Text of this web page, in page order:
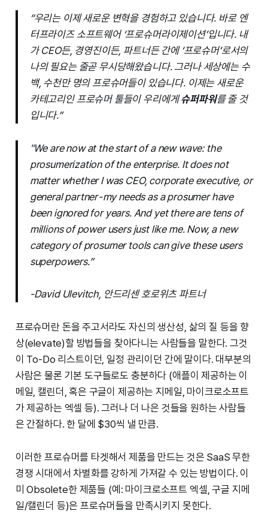
“우리는 이제 새로운 변혁을 경험하고 있습니다. 바로 엔
터프라이즈 소프트웨어 ‘프로슈머라이제이션’입니다. 내
가 CEO든, 경영진이든, 파트너든 간에 ‘프로슈머’로서의
나의 필요는 줄곧 무시당해왔습니다. 그러나 세상에는 수
백, 수천만 명의 프로슈머들이 있습니다. 이제는 새로운
카테고리인 프로슈머 툴들이 우리에게슈퍼파워를 줄 것
입니다.”
"We are now at the start of a new wave: the
prosumerization of the enterprise. It does not
matter whether I was CEO, corporate executive, or
general partner - my needs as a prosumer have
been ignored for years. And yet there are tens of
millions of power users just like me. Now, a new
category of prosumer tools can give these users
superpowers.”
-David Ulevitch, 안드리센 호로위츠 파트너
프로슈머란 돈을 주고서라도 자신의 생산성, 삶의 질 등을 향
상(elevate)할 방법들을 찾아다니는 사람들을 말한다. 그것
이 To-Do 리스트이던, 일정 관리이던 간에 말이다. 대부분의
사람은 물론 기본 도구들로도 충분하다 (애플이 제공하는 이
메일, 캘린더, 혹은 구글이 제공하는 지메일, 마이크로소프트
가 제공하는 엑셀 등). 그러나 더 나은 것들을 원하는 사람들
은 간절하다. 한 달에 $30씩 낼 만큼.
이러한 프로슈머를 타겟해서 제품을 만드는 것은 SaaS 무한
경쟁 시대에서 차별화를 강하게 가져갈 수 있는 방법이다. 이
미 Obsolete한 제품들 (예: 마이크로소프트 엑셀, 구글 지메
일/캘린더 등)은 프로슈머들을 만족시키지 못한다.